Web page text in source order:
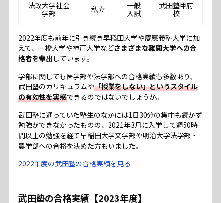
法政大学社会
学部
私立
一般
入試
武田塾甲府
校
2022年度も前年に引き続き早稲田大学や慶應義塾大学に加
えて、一橋大学や神戸大学などさまざまな難関大学への合
格者を輩出 しています。
学部に関しても医学部や法学部への合格実績も多数あり、
武田塾のカリキュラムや「授業をしない」というスタイル
の有効性を実感できるのではないでしょうか。
武田塾に通っていた塾生のなかには1日30分の集中も続かず
勉強ができなかったものの、2021年3月に入学して週50時
間以上の勉強を経て早稲田大学文学部や明治大学法学部・
農学部への合格を決めた方もいました。
2022年度の武田塾の合格実績を見る
武田塾の合格実績【2023年度】